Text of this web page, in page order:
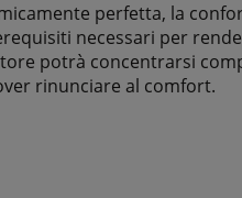
perfetta, la
necessari per
potrà concentrarsi
rinunciare al comfort.